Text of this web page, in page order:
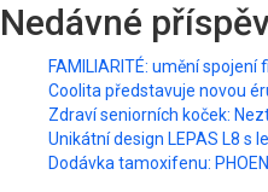
Nedávné
FAMILIARITÉ: umění
Coolita představuje novou
Zdraví seniorních koček:
Unikátní design LEPAS L8 s
Dodávka tamoxifenu: